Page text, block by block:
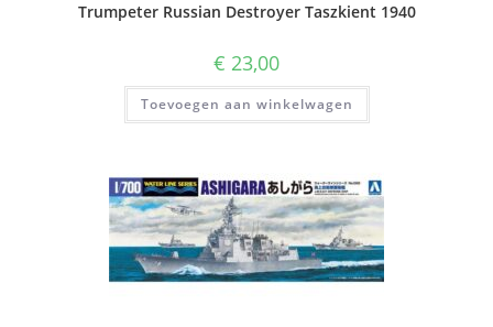
Trumpeter Russian Destroyer Taszkient 1940
€ 23,00
Toevoegen aan winkelwagen